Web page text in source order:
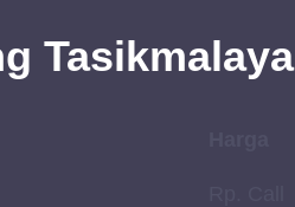
Tasikmalaya